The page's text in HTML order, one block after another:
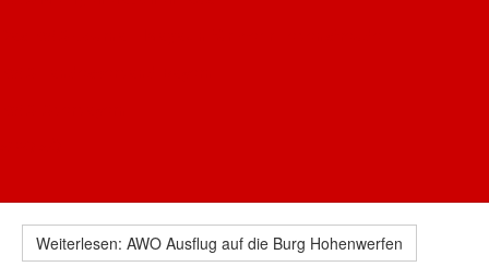
Weiterlesen: AWO Ausflug auf die Burg Hohenwerfen